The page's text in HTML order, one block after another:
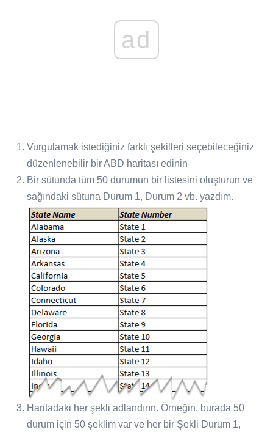
ad
Vurgulamak istediğiniz farklı şekilleri seçebileceğiniz
düzenlenebilir bir ABD haritası edinin
Bir sütunda tüm 50 durumun bir listesini oluşturun ve
sağındaki sütuna Durum 1, Durum 2 vb. yazdım.
Haritadaki her şekli adlandırın. Örneğin, burada 50
durum için 50 şeklim var ve her bir Şekli Durum 1,